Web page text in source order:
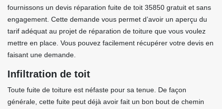
fournissons un devis réparation fuite de toit 35850 gratuit et sans
engagement. Cette demande vous permet d’avoir un aperçu du
tarif adéquat au projet de réparation de toiture que vous voulez
mettre en place. Vous pouvez facilement récupérer votre devis en
faisant une demande.
Infiltration de toit
Toute fuite de toiture est néfaste pour sa tenue. De façon
générale, cette fuite peut déjà avoir fait un bon bout de chemin